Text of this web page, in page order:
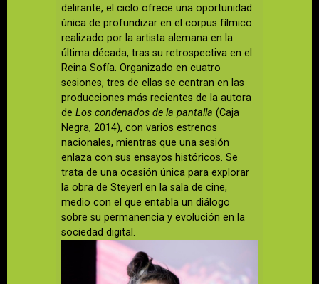
delirante, el ciclo ofrece una oportunidad
única de profundizar en el corpus fílmico
realizado por la artista alemana en la
última década, tras su retrospectiva en el
Reina Sofía. Organizado en cuatro
sesiones, tres de ellas se centran en las
producciones más recientes de la autora
deLos condenados de la pantalla (Caja
Negra, 2014), con varios estrenos
nacionales, mientras que una sesión
enlaza con sus ensayos históricos. Se
trata de una ocasión única para explorar
la obra de Steyerl en la sala de cine,
medio con el que entabla un diálogo
sobre su permanencia y evolución en la
sociedad digital.